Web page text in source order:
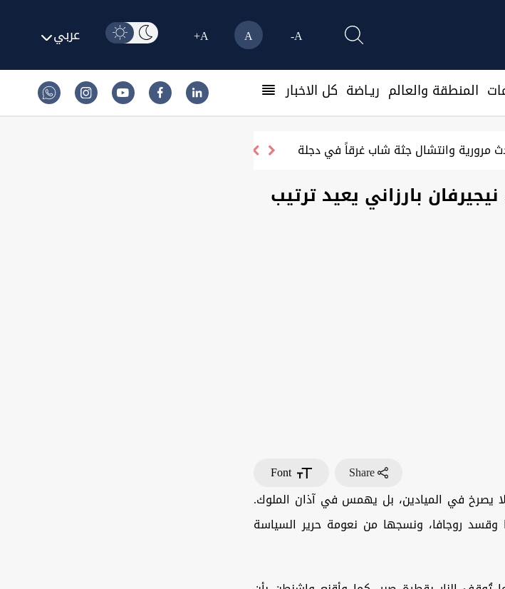
A-
A
A+ عربي
المنطقة والعالم ريـاضة كل الاخبار
نينوى.. 21 مصاباً بحوادث مرورية وانتشال جثة شاب غرقاً في دجلة
بارزاني يعيد ترتيب
Share
Font
لا يصرخ في الميادين، بل يهمس في آذان الملوك.
وقسد روجافا، ونسجها من نعومة حرير السياسة